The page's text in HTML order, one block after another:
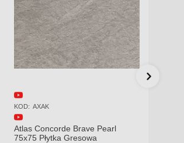
KOD: A6QU
Atlas Concorde Boost Stone
Cream 120x120x0,9 Płytka